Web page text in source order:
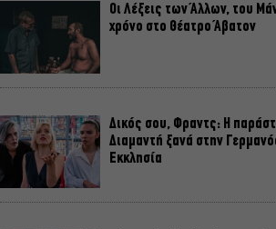
Οι Λέξεις των Άλλων, του
χρόνο στο Θέατρο Άβατον
Δικός σου, Φραντς: Η
Διαμαντή ξανά στην
Εκκλησία